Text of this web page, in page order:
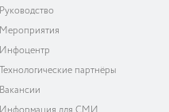
Руководство
Мероприятия
Инфоцентр
Технологические партнёры
Вакансии